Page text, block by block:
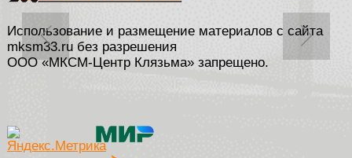
Использование и размещение материалов с сайта
mksm33.ru без разрешения
ООО «МКСМ-Центр Клязьма» запрещено.